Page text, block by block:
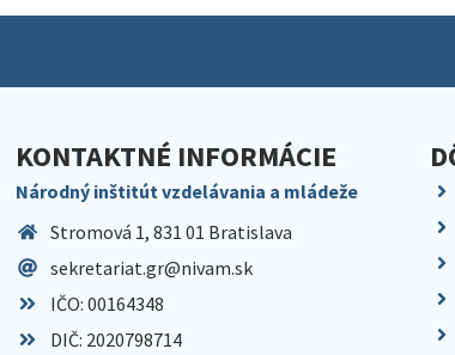
KONTAKTNÉ INFORMÁCIE
Národný inštitút vzdelávania a mládeže
Stromová 1, 831 01 Bratislava
sekretariat.gr@nivam.sk
IČO: 00164348
DIČ: 2020798714